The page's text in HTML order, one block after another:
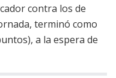
contra los de
terminó como
a la espera de